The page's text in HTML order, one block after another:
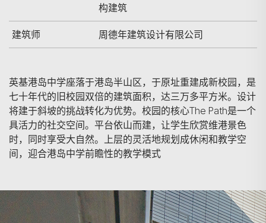
构建筑
建筑师 周德年建筑设计有限公司
英基港岛中学座落于港岛半山区，于原址重建成新校园，是
七十年代的旧校园双倍的建筑面积，达三万多平方米。设计
将建于斜坡的挑战转化为优势。校园的核心The Path是一个
具活力的社交空间。平台依山而建，让学生欣赏维港景色
时，同时享受大自然。上层的灵活地规划成休闲和教学空
间，迎合港岛中学前瞻性的教学模式